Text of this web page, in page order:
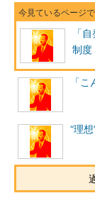
系の柱となりま
整合性を取るこ
考えられます。
管理職と一般社
員の中でも、リ
と想定されます
で、それぞれに
さらに、例えば
のスキルを追い
育成したい場合
「
制度
「
“理